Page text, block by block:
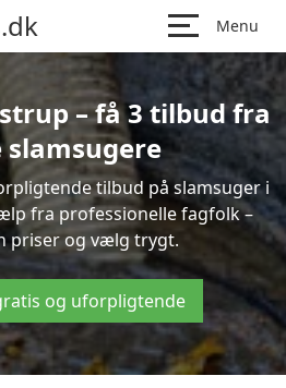
Menu
– få 3 tilbud fra
tilbud på slamsuger i
fra professionelle fagfolk –
priser og vælg trygt.
og uforpligtende